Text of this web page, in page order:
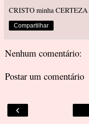
CRISTO minha CERTEZA
Compartilhar
Nenhum comentário:
Postar um comentário
‹